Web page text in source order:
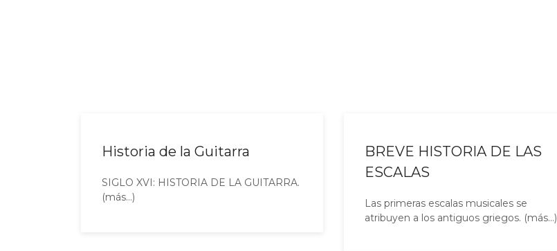
Historia de la Guitarra
SIGLO XVI: HISTORIA DE LA GUITARRA.
(más…)
BREVE HISTORIA DE LAS
ESCALAS
Las primeras escalas musicales se
atribuyen a los antiguos griegos. (más…)